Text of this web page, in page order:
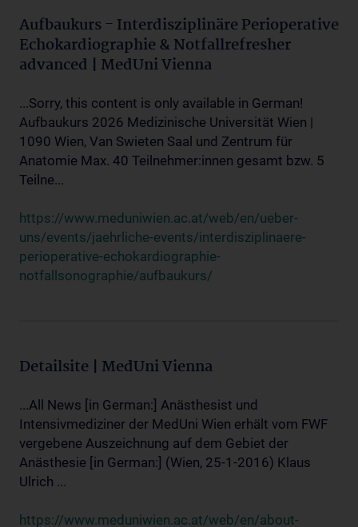
Aufbaukurs - Interdisziplinäre Perioperative
Echokardiographie & Notfallrefresher
advanced | MedUni Vienna
...Sorry, this content is only available in German!
Aufbaukurs 2026 Medizinische Universität Wien |
1090 Wien, Van Swieten Saal und Zentrum für
Anatomie Max. 40 Teilnehmer:innen gesamt bzw. 5
Teilne...
https://www.meduniwien.ac.at/web/en/ueber-
uns/events/jaehrliche-events/interdisziplinaere-
perioperative-echokardiographie-
notfallsonographie/aufbaukurs/
Detailsite | MedUni Vienna
...All News [in German:] Anästhesist und
Intensivmediziner der MedUni Wien erhält vom FWF
vergebene Auszeichnung auf dem Gebiet der
Anästhesie [in German:] (Wien, 25-1-2016) Klaus
Ulrich ...
https://www.meduniwien.ac.at/web/en/about-